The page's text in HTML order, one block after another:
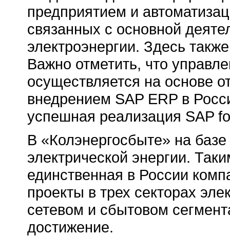
предприятием и
связанных с основной
электроэнергии. Здесь
Важно отметить, что
осуществляется на основе
внедрением SAP ERP в
успешная реализация SAP
В «Колэнергосбыте» на
электрической энергии.
единственная в России
проекты в трех секторах
сетевом и сбытовом
достижение.